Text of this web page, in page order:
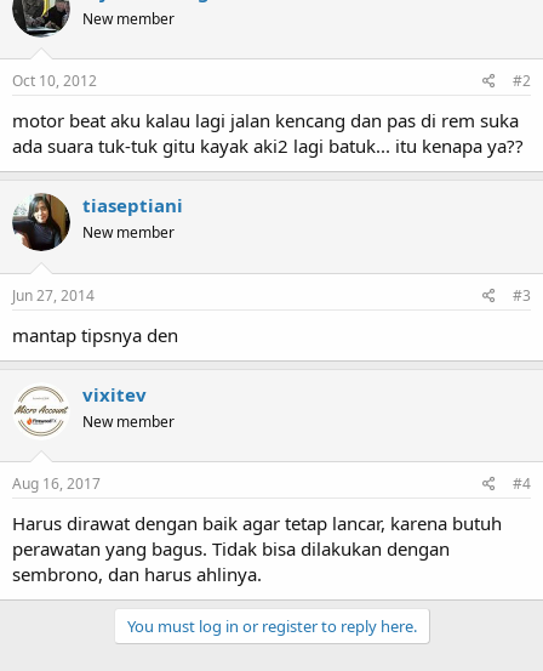
New member
Oct 10, 2012 #2
motor beat aku kalau lagi jalan kencang dan pas di rem suka
ada suara tuk-tuk gitu kayak aki2 lagi batuk... itu kenapa ya??
tiaseptiani
New member
Jun 27, 2014 #3
mantap tipsnya den
vixitev
New member
Aug 16, 2017 #4
Harus dirawat dengan baik agar tetap lancar, karena butuh
perawatan yang bagus. Tidak bisa dilakukan dengan
sembrono, dan harus ahlinya.
You must log in or register to reply here.